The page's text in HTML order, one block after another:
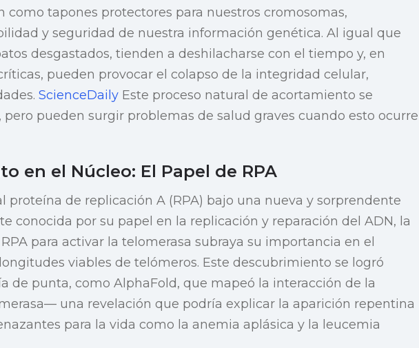
como tapones protectores para nuestros cromosomas,
y seguridad de nuestra información genética. Al igual que
desgastados, tienden a deshilacharse con el tiempo y, en
pueden provocar el colapso de la integridad celular,
ScienceDaily Este proceso natural de acortamiento se
pero pueden surgir problemas de salud graves cuando esto ocurre
en el Núcleo: El Papel de RPA
proteína de replicación A (RPA) bajo una nueva y sorprendente
conocida por su papel en la replicación y reparación del ADN, la
para activar la telomerasa subraya su importancia en el
viables de telómeros. Este descubrimiento se logró
de punta, como AlphaFold, que mapeó la interacción de la
una revelación que podría explicar la aparición repentina
para la vida como la anemia aplásica y la leucemia